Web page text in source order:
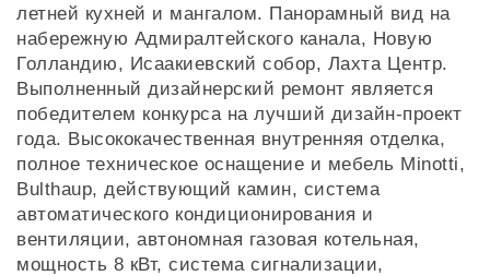
летней кухней и мангалом. Панорамный вид на
набережную Адмиралтейского канала, Новую
Голландию, Исаакиевский собор, Лахта Центр.
Выполненный дизайнерский ремонт является
победителем конкурса на лучший дизайн-проект
года. Высококачественная внутренняя отделка,
полное техническое оснащение и мебель Minotti,
Bulthaup, действующий камин, система
автоматического кондиционирования и
вентиляции, автономная газовая котельная,
мощность 8 кВт, система сигнализации,